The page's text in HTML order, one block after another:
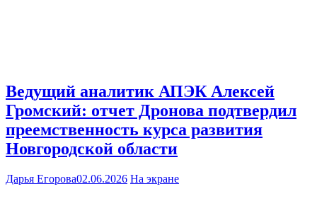
Ведущий аналитик АПЭК Алексей
Громский: отчет Дронова подтвердил
преемственность курса развития
Новгородской области
Дарья Егорова02.06.2026 На экране